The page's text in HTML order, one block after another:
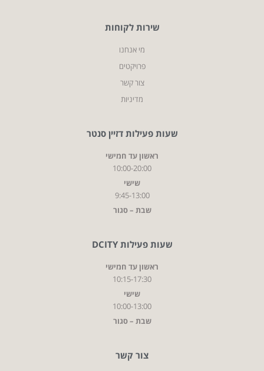
שירות לקוחות
מי אנחנו
פרויקטים
צור קשר
מדיניות
שעות פעילות דזיין סנטר
ראשון עד חמישי
10:00-20:00
שישי
9:45-13:00
שבת – סגור
שעות פעילות DCITY
ראשון עד חמישי
10:15-17:30
שישי
10:00-13:00
שבת – סגור
צור קשר